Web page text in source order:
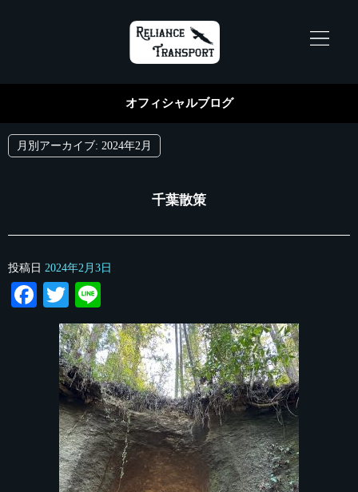
オフィシャルブログ
月別アーカイブ: 2024年2月
千葉散策
投稿日 2024年2月3日
Facebook
Twitter